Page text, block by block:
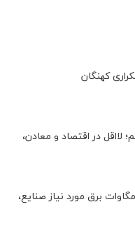
کهنگان
لااقل در اقتصاد و معادن،
برق مورد نیاز صنایع،